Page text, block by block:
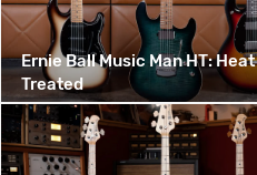
Ernie Ball Music Man HT: Heat
Treated